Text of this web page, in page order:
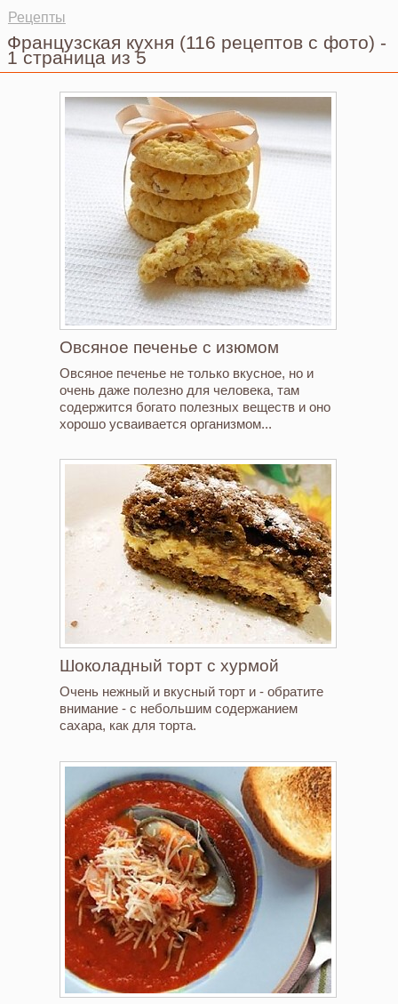
Рецепты
Французская кухня (116 рецептов с фото) -
1 страница из 5
Овсяное печенье с изюмом
Овсяное печенье не только вкусное, но и
очень даже полезно для человека, там
содержится богато полезных веществ и оно
хорошо усваивается организмом...
Шоколадный торт с хурмой
Очень нежный и вкусный торт и - обратите
внимание - с небольшим содержанием
сахара, как для торта.